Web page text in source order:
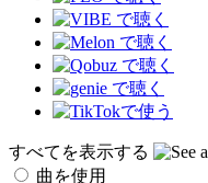
すべてを表示する
曲を使用